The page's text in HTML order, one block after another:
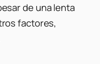
de una lenta
factores,